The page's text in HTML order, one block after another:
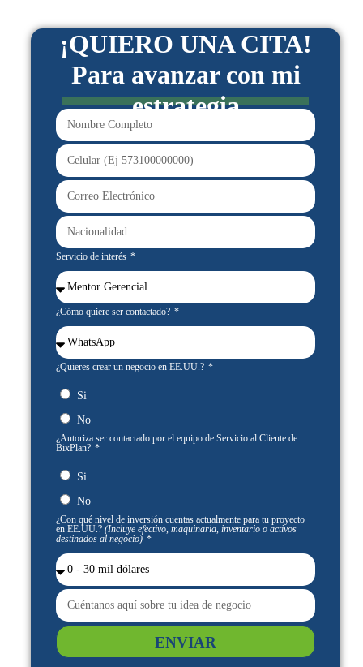
¡QUIERO UNA CITA!
Para avanzar con mi
estrategia
Servicio de interés
¿Cómo quiere ser contactado?
¿Quieres crear un negocio en EE.UU.?
Si
No
¿Autoriza ser contactado por el equipo de Servicio al Cliente de
BixPlan?
Si
No
¿Con qué nivel de inversión cuentas actualmente para tu proyecto
en EE.UU.? (Incluye efectivo, maquinaria, inventario o activos
destinados al negocio)
ENVIAR